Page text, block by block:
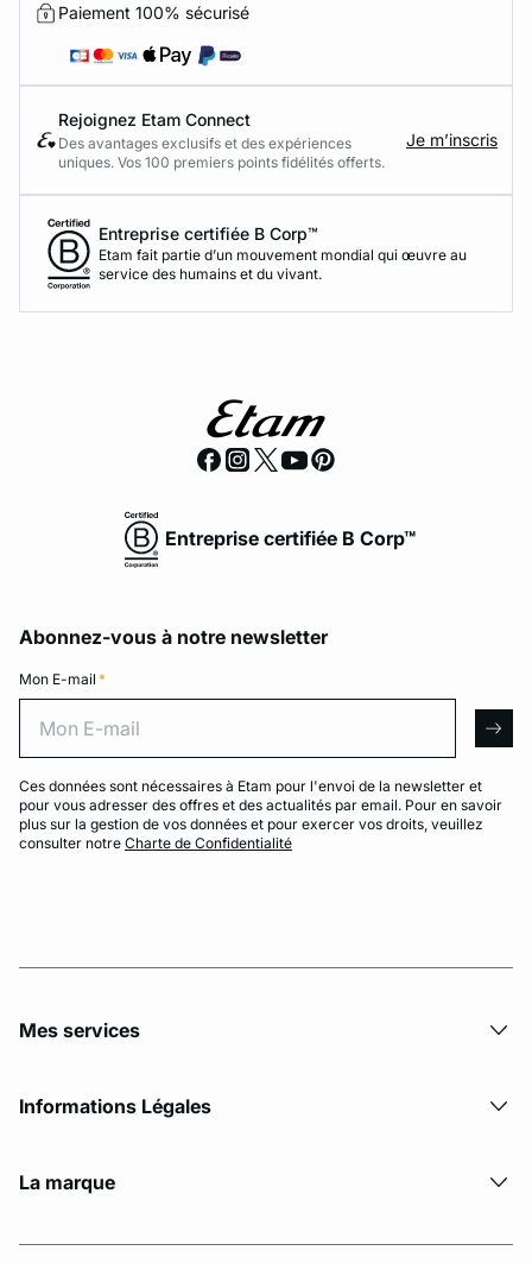
Paiement 100% sécurisé
Rejoignez Etam Connect
Des avantages exclusifs et des expériences
uniques. Vos 100 premiers points fidélités offerts.
Je m’inscris
Entreprise certifiée B Corp™
Etam fait partie d’un mouvement mondial qui œuvre au
service des humains et du vivant.
Entreprise certifiée B Corp™
Abonnez-vous à notre newsletter
Mon E-mail *
Ces données sont nécessaires à Etam pour l'envoi de la newsletter et
pour vous adresser des offres et des actualités par email. Pour en savoir
plus sur la gestion de vos données et pour exercer vos droits, veuillez
consulter notre Charte de Confidentialité
Mes services
Informations Légales
La marque